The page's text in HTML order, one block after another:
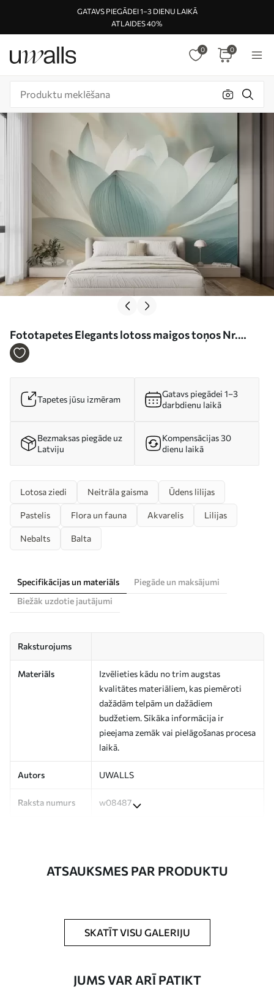
GATAVS PIEGĀDEI 1–3 DIENU LAIKĀ
ATLAIDES 40%
0 0
Fototapetes Elegants lotoss maigos toņos Nr.
w08487
Tapetes jūsu izmēram
Gatavs piegādei 1–3
darbdienu laikā
Bezmaksas piegāde uz
Latviju
Kompensācijas 30
dienu laikā
Lotosa ziedi Neitrāla gaisma Ūdens lilijas
Pastelis Flora un fauna Akvarelis Lilijas
Nebalts Balta
Specifikācijas un materiāls
Piegāde un maksājumi
Biežāk uzdotie jautājumi
Raksturojums
Materiāls
Izvēlieties kādu no trim augstas
kvalitātes materiāliem, kas piemēroti
dažādām telpām un dažādiem
budžetiem. Sīkāka informācija ir
pieejama zemāk vai pielāgošanas procesa
laikā.
Autors UWALLS
Raksta numurs w08487
Tapetes var viegli notīrīt ar mīkstu sūkli.
Tapetes ar lakas pārklājumu var tīrīt ar
Viengabala lietojums
ATSAUKSMES PAR PRODUKTU
SKATĪT VISU GALERIJU
JUMS VAR ARĪ PATIKT